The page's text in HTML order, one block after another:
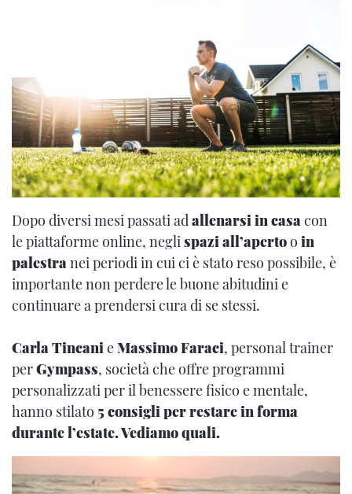
Dopo diversi mesi passati adallenarsi in casacon
le piattaforme online, neglispazi all’apertoo in
palestranei periodi in cui ci è stato reso possibile, è
importante non perdere le buone abitudini e
continuare a prendersi cura di se stessi.
Carla TincanieMassimo Faraci, personal trainer
perGympass, società che offre programmi
personalizzati per il benessere fisico e mentale,
hanno stilato 5 consigli per restare in forma
durante l’estate. Vediamo quali.